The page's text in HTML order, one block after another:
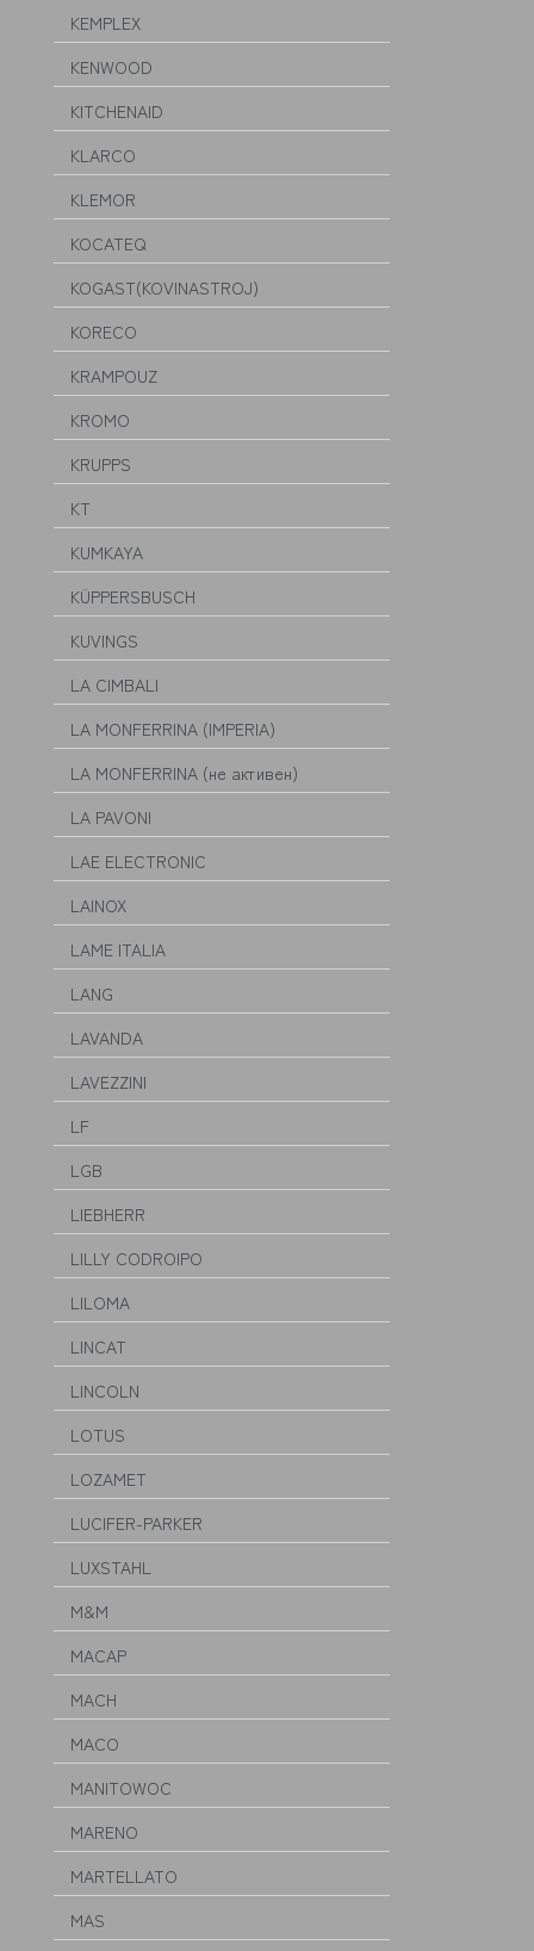
KEMPLEX
KENWOOD
KITCHENAID
KLARCO
KLEMOR
KOCATEQ
KOGAST(KOVINASTROJ)
KORECO
KRAMPOUZ
KROMO
KRUPPS
KT
KUMKAYA
KÜPPERSBUSCH
KUVINGS
LA CIMBALI
LA MONFERRINA (IMPERIA)
LA MONFERRINA (не активен)
LA PAVONI
LAE ELECTRONIC
LAINOX
LAME ITALIA
LANG
LAVANDA
LAVEZZINI
LF
LGB
LIEBHERR
LILLY CODROIPO
LILOMA
LINCAT
LINCOLN
LOTUS
LOZAMET
LUCIFER-PARKER
LUXSTAHL
M&M
MACAP
MACH
MACO
MANITOWOC
MARENO
MARTELLATO
MAS